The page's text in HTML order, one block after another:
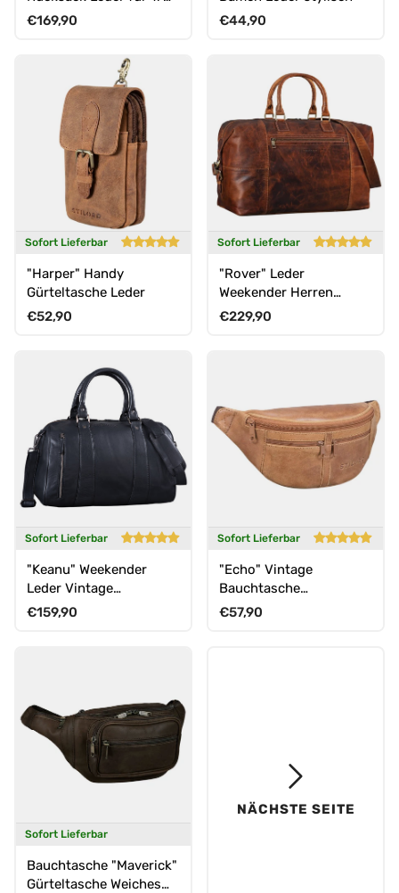
Zoll Laptop Herren &
Normaler Preis
€169,90
Normaler Preis
€44,90
Sofort Lieferbar
"Harper" Handy
Gürteltasche Leder
Normaler Preis
€52,90
Sofort Lieferbar
"Rover" Leder
Weekender Herren
Reisetasche
Normaler Preis
€229,90
Sofort Lieferbar
"Keanu" Weekender
Leder Vintage
Handgepäck
Normaler Preis
€159,90
Sofort Lieferbar
"Echo" Vintage
Bauchtasche
Hüfttasche Leder
Normaler Preis
€57,90
Sofort Lieferbar
Bauchtasche "Maverick"
Gürteltasche Weiches
NÄCHSTE SEITE